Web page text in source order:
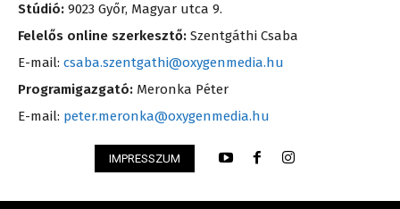
Stúdió: 9023 Győr, Magyar utca 9.
Felelős online szerkesztő: Szentgáthi Csaba
E-mail: csaba.szentgathi@oxygenmedia.hu
Programigazgató: Meronka Péter
E-mail: peter.meronka@oxygenmedia.hu
IMPRESSZUM